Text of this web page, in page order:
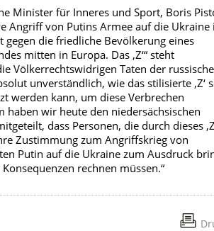
Minister für Inneres und Sport, Boris
Angriff von Putins Armee auf die Ukraine
gegen die friedliche Bevölkerung eines
mitten in Europa. Das ‚Z‘“ steht
Völkerrechtswidrigen Taten der
unverständlich, wie das stilisierte ‚Z‘
werden kann, um diese Verbrechen
haben wir heute den niedersächsischen
dass Personen, die durch dieses
Zustimmung zum Angriffskrieg von
Putin auf die Ukraine zum Ausdruck
rechnen müssen.“